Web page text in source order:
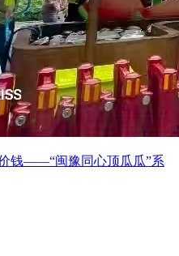
钱——“闽豫同心顶瓜瓜”系